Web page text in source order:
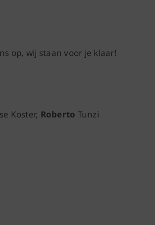
op, wij staan voor je klaar!
Koster, Roberto Tunzi